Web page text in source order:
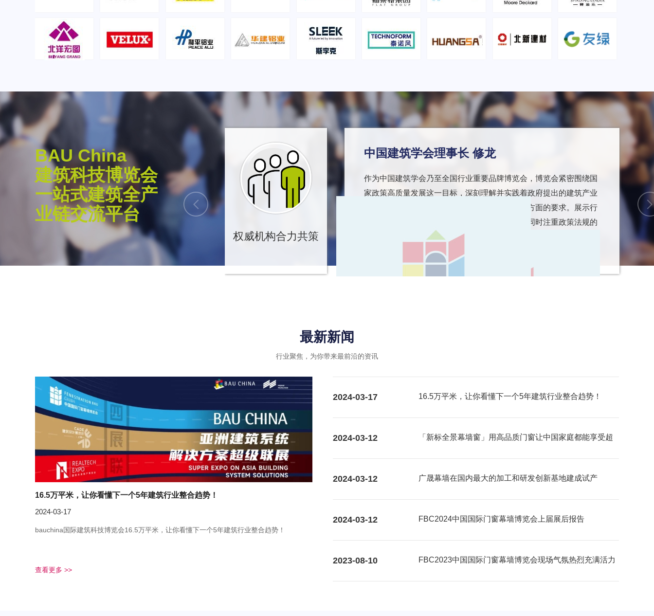
BAU China
建筑科技博览会
一站式建筑全产
业链交流平台
Dr. Reinhard Pfeiffer
开放合作与学术交流，积极搭建国际交
秀建筑师学者。面向未来的建筑设计必
的思维。为此，我们致力于促进国际间
文化背景下的设计理念碰撞与融汇，共
权威机构合力共策
中国建筑学会理事长 修龙
作为中国建筑学会乃至全国行业重要品牌博览会，博览会紧密围绕国
家政策高质量发展这一目标，深刻理解并实践着政府提出的建筑产业
转型升级、绿色可持续发展以及智能技术应用等方面的要求。展示行
业内优秀企业的绿色创新成果和智能科技应用，同时注重政策法规的
引导和推动作用，进一步推动建筑行业向高质量发展迈进。
最新新闻
行业聚焦，为你带来最前沿的资讯
16.5万平米，让你看懂下一个5年建筑行业整合趋势！
2024-03-17
bauchina国际建筑科技博览会16.5万平米，让你看懂下一个5年建筑行业整合趋势！
查看更多 >>
2024-03-17 16.5万平米，让你看懂下一个5年建筑行业整合趋势！
2024-03-12 「新标全景幕墙窗」用高品质门窗让中国家庭都能享受超
大视野的居家生活体验
2024-03-12 广晟幕墙在国内最大的加工和研发创新基地建成试产
2024-03-12 FBC2024中国国际门窗幕墙博览会上届展后报告
2023-08-10 FBC2023中国国际门窗幕墙博览会现场气氛热烈充满活力